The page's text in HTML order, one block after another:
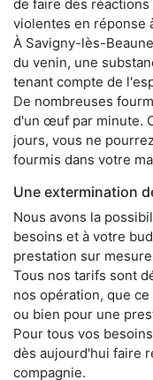
de faire des
violentes en réponse
À Savigny-lès-
du venin, une
tenant compte de
De nombreuses
d'un œuf par minute.
jours, vous ne
fourmis dans votre
Une extermination
Nous avons la
besoins et à votre
prestation sur
Tous nos tarifs sont
nos opération, que
ou bien pour une
Pour tous vos
dès aujourd'hui faire
compagnie.